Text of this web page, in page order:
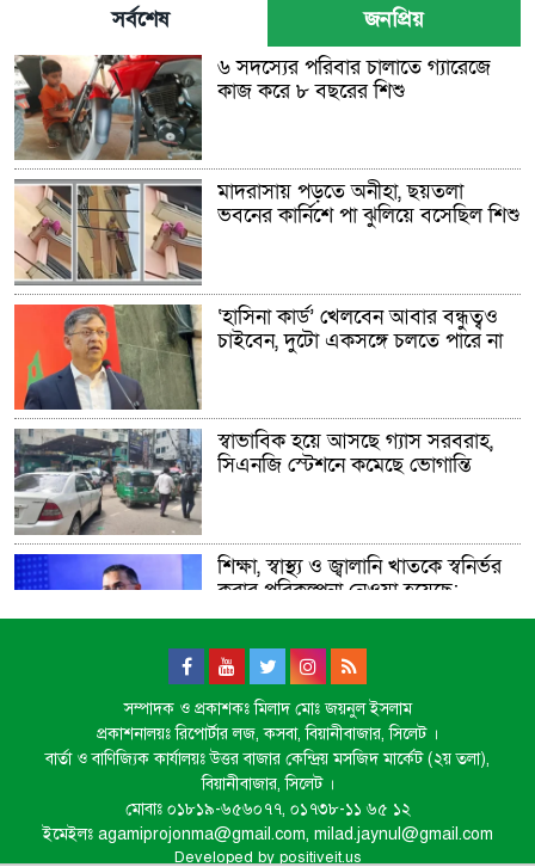
সর্বশেষ জনপ্রিয়
৬ সদস্যের পরিবার চালাতে গ্যারেজে
কাজ করে ৮ বছরের শিশু
মাদরাসায় পড়তে অনীহা, ছয়তলা
ভবনের কার্নিশে পা ঝুলিয়ে বসেছিল শিশু
‘হাসিনা কার্ড’ খেলবেন আবার বন্ধুত্বও
চাইবেন, দুটো একসঙ্গে চলতে পারে না
স্বাভাবিক হয়ে আসছে গ্যাস সরবরাহ,
সিএনজি স্টেশনে কমেছে ভোগান্তি
শিক্ষা, স্বাস্থ্য ও জ্বালানি খাতকে স্বনির্ভর
করার পরিকল্পনা নেওয়া হয়েছে:
প্রধানমন্ত্রী
ডিজিটাল দস্যুতা
শিক্ষায় উল্টো স্রোত, বাড়ছে শিক্ষার্থী
ঝরে পড়ার হার
সম্পাদক ও প্রকাশকঃ মিলাদ মোঃ জয়নুল ইসলাম
প্রকাশনালয়ঃ রিপোর্টার লজ, কসবা, বিয়ানীবাজার, সিলেট ।
বার্তা ও বাণিজ্যিক কার্যালয়ঃ উত্তর বাজার কেন্দ্রিয় মসজিদ মার্কেট (২য় তলা),
বিয়ানীবাজার, সিলেট ।
মোবাঃ ০১৮১৯-৬৫৬০৭৭, ০১৭৩৮-১১ ৬৫ ১২
ইমেইলঃ agamiprojonma@gmail.com, milad.jaynul@gmail.com
Developed by positiveit.us